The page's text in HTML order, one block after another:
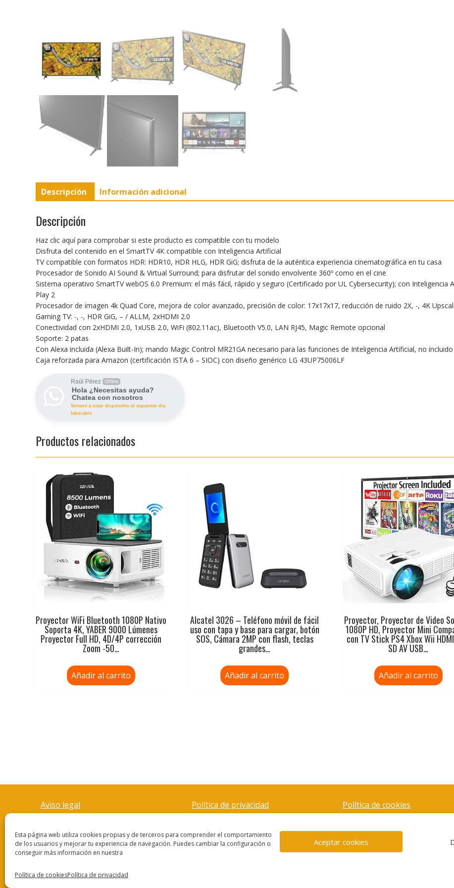
Esta página web utiliza cookies propias y de terceros para comprender el comportamiento
de los usuarios y mejorar tu experiencia de navegación. Puedes cambiar la configuración o
conseguir más información en nuestra
Aceptar cookies
Política de cookiesPolítica de privacidad
Descripción Información adicional
Descripción
Haz clic aquí para comprobar si este producto es compatible con tu modelo
Disfruta del contenido en el SmartTV 4K compatible con Inteligencia Artificial
TV compatible con formatos HDR: HDR10, HDR HLG, HDR GiG; disfruta de la auténtica experiencia cinematográfica en tu casa
Procesador de Sonido AI Sound & Virtual Surround; para disfrutar del sonido envolvente 360º como en el cine
Sistema operativo SmartTV webOS 6.0 Premium: el más fácil, rápido y seguro (Certificado por UL Cybersecurity); con Inteligencia
Play 2
Procesador de imagen 4k Quad Core, mejora de color avanzado, precisión de color: 17x17x17, reducción de ruido 2X, -, 4K
Gaming TV: -, -, HDR GiG, – / ALLM, 2xHDMI 2.0
Conectividad con 2xHDMI 2.0, 1xUSB 2.0, WiFi (802.11ac), Bluetooth V5.0, LAN RJ45, Magic Remote opcional
Soporte: 2 patas
Con Alexa incluida (Alexa Built-In); mando Magic Control MR21GA necesario para las funciones de Inteligencia Artificial, no incluido
Caja reforzada para Amazon (certificación ISTA 6 – SIOC) con diseño genérico LG 43UP75006LF
Raúl Pérez Offline
Hola ¿Necesitas ayuda?
Chatea con nosotros
Volveré a estar disponible el siguiente dia
laborable
Productos relacionados
Proyector WiFi Bluetooth 1080P Nativo
Soporta 4K, YABER 9000 Lúmenes
Proyector Full HD, 4D/4P corrección
Zoom -50…
Añadir al carrito
Alcatel 3026 – Teléfono móvil de fácil
uso con tapa y base para cargar, botón
SOS, Cámara 2MP con flash, teclas
grandes…
Añadir al carrito
Proyector, Proyector de Video
1080P HD, Proyector Mini
con TV Stick PS4 Xbox Wii
SD AV USB…
Añadir al carrito
Aviso legal Política de privacidad Política de cookies